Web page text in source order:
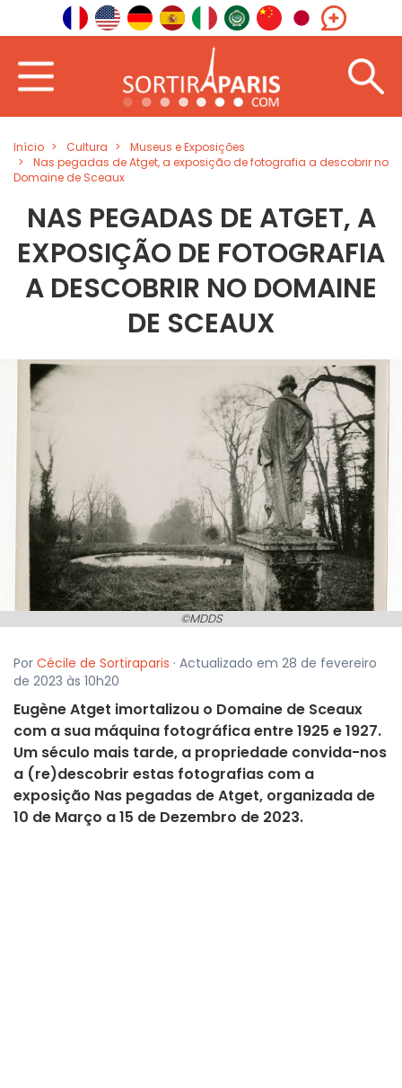
Início Cultura
Museus e Exposições
Nas pegadas de Atget, a exposição de fotografia a descobrir no
Domaine de Sceaux
NAS PEGADAS DE ATGET, A
EXPOSIÇÃO DE FOTOGRAFIA
A DESCOBRIR NO DOMAINE
DE SCEAUX
©MDDS
Por Cécile de Sortiraparis · Actualizado em 28 de fevereiro
de 2023 às 10h20
Eugène Atget imortalizou o Domaine de Sceaux
com a sua máquina fotográfica entre 1925 e 1927.
Um século mais tarde, a propriedade convida-nos
a (re)descobrir estas fotografias com a
exposição Nas pegadas de Atget, organizada de
10 de Março a 15 de Dezembro de 2023.